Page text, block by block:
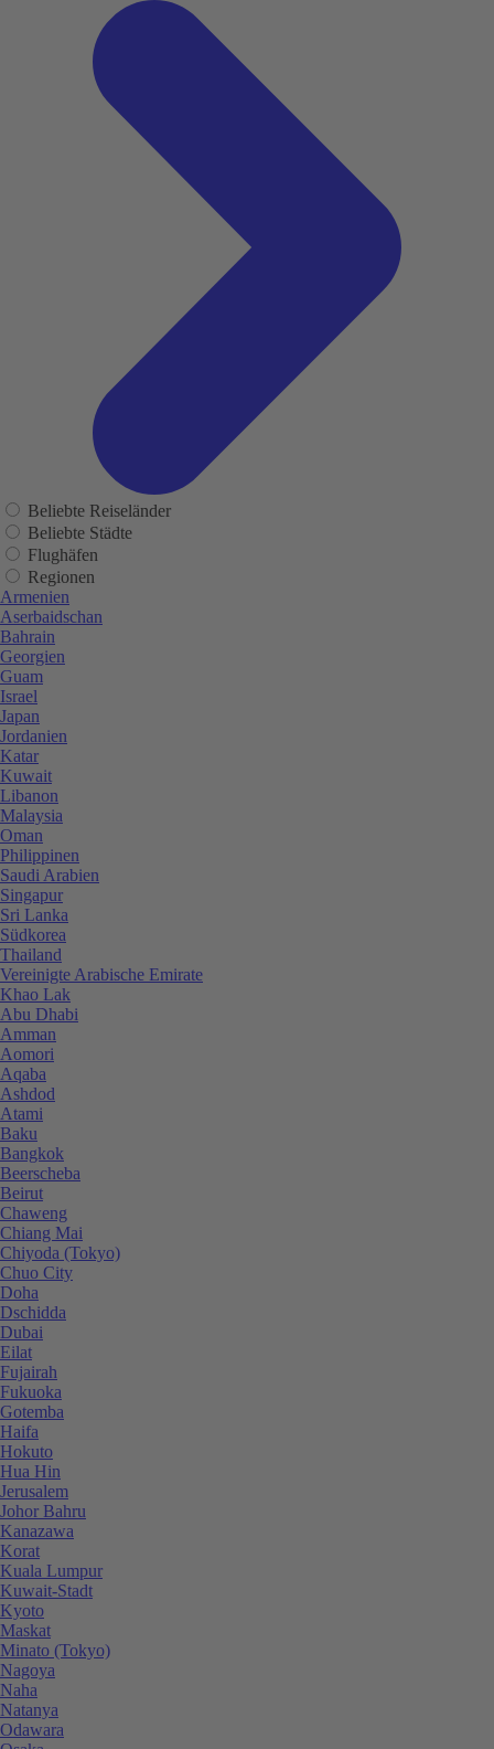
Beliebte Reiseländer
Beliebte Städte
Flughäfen
Regionen
Armenien
Aserbaidschan
Bahrain
Georgien
Guam
Israel
Japan
Jordanien
Katar
Kuwait
Libanon
Malaysia
Oman
Philippinen
Saudi Arabien
Singapur
Sri Lanka
Südkorea
Thailand
Vereinigte Arabische Emirate
Khao Lak
Abu Dhabi
Amman
Aomori
Aqaba
Ashdod
Atami
Baku
Bangkok
Beerscheba
Beirut
Chaweng
Chiang Mai
Chiyoda (Tokyo)
Chuo City
Doha
Dschidda
Dubai
Eilat
Fujairah
Fukuoka
Gotemba
Haifa
Hokuto
Hua Hin
Jerusalem
Johor Bahru
Kanazawa
Korat
Kuala Lumpur
Kuwait-Stadt
Kyoto
Maskat
Minato (Tokyo)
Nagoya
Naha
Natanya
Odawara